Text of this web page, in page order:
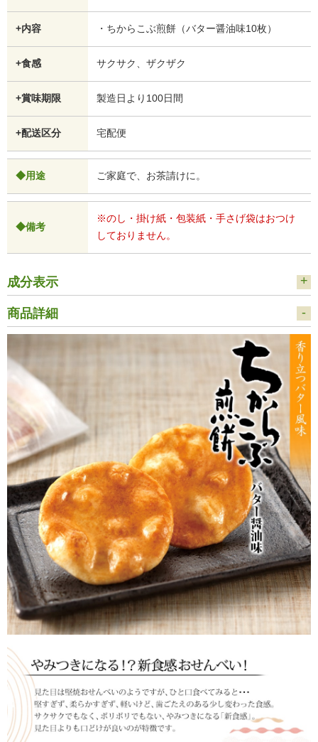
+内容 ・ちからこぶ煎餅（バター醤油味10枚）
+食感 サクサク、ザクザク
+賞味期限 製造日より100日間
+配送区分 宅配便
◆用途 ご家庭で、お茶請けに。
◆備考
※のし・掛け紙・包装紙・手さげ袋はおつけ
しておりません。
成分表示
商品詳細